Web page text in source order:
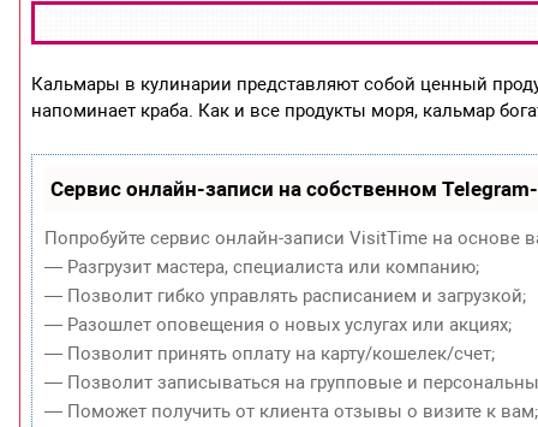
Кальмары в кулинарии представляют собой ценный
напоминает краба. Как и все продукты моря, кальмар
Сервис онлайн-записи на собственном
Попробуйте сервис онлайн-записи VisitTime на основе
— Разгрузит мастера, специалиста или компанию;
— Позволит гибко управлять расписанием и загрузкой;
— Разошлет оповещения о новых услугах или акциях;
— Позволит принять оплату на карту/кошелек/счет;
— Позволит записываться на групповые и
— Поможет получить от клиента отзывы о визите к вам;